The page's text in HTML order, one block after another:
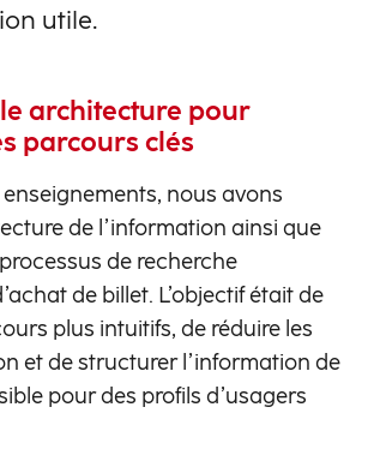
utile.
architecture pour
parcours clés
nous avons
de l’information ainsi que
de recherche
de billet. L’objectif était de
plus intuitifs, de réduire les
et de structurer l’information de
pour des profils d’usagers